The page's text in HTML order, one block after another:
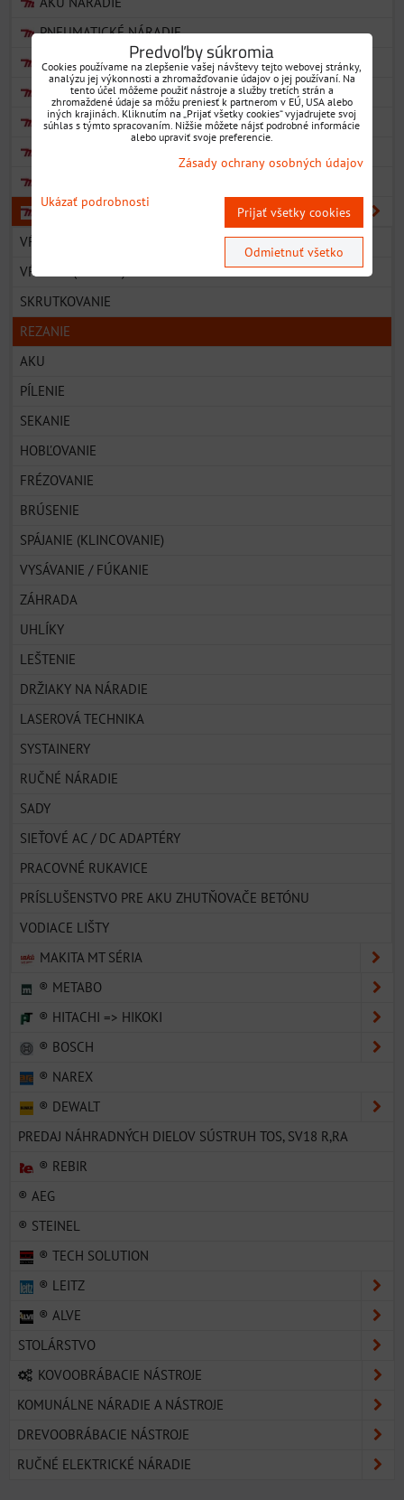
PNEUMATICKÉ NÁRADIE
ZÁHRADNÉ NÁRADIE
AKU ZÁHRADNÉ NÁRADIE
AKU RÁDIÁ
PRÍSLUŠENSTVO
VŔTANIE (PRÍKLEPOVÉ VRTÁKY)
VŔTANIE (VRTÁKY)
SKRUTKOVANIE
REZANIE
AKU
PÍLENIE
SEKANIE
HOBĽOVANIE
FRÉZOVANIE
BRÚSENIE
SPÁJANIE (KLINCOVANIE)
VYSÁVANIE / FÚKANIE
ZÁHRADA
UHLÍKY
LEŠTENIE
DRŽIAKY NA NÁRADIE
LASEROVÁ TECHNIKA
SYSTAINERY
RUČNÉ NÁRADIE
SADY
SIEŤOVÉ AC / DC ADAPTÉRY
PRACOVNÉ RUKAVICE
PRÍSLUŠENSTVO PRE AKU ZHUTŇOVAČE BETÓNU
VODIACE LIŠTY
MAKITA MT SÉRIA
® METABO
® HITACHI => HIKOKI
® BOSCH
® NAREX
® DEWALT
PREDAJ NÁHRADNÝCH DIELOV SÚSTRUH TOS, SV18 R,RA
® REBIR
® AEG
® STEINEL
® TECH SOLUTION
® LEITZ
® ALVE
STOLÁRSTVO
KOVOOBRÁBACIE NÁSTROJE
KOMUNÁLNE NÁRADIE A NÁSTROJE
DREVOOBRÁBACIE NÁSTROJE
RUČNÉ ELEKTRICKÉ NÁRADIE
Predvoľby súkromia
Cookies používame na zlepšenie vašej návštevy tejto webovej stránky,
analýzu jej výkonnosti a zhromažďovanie údajov o jej používaní. Na
tento účel môžeme použiť nástroje a služby tretích strán a
zhromaždené údaje sa môžu preniesť k partnerom v EÚ, USA alebo
iných krajinách. Kliknutím na „Prijať všetky cookies“ vyjadrujete svoj
súhlas s týmto spracovaním. Nižšie môžete nájsť podrobné informácie
alebo upraviť svoje preferencie.
Zásady ochrany osobných údajov
Ukázať podrobnosti
Prijať všetky cookies
Odmietnuť všetko